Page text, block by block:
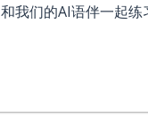
和我们的AI语伴一起练